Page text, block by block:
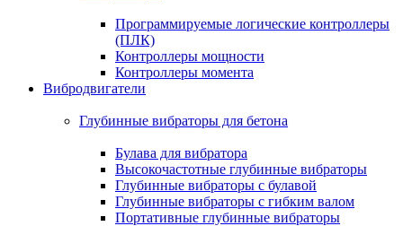
Программируемые логические контроллеры
(ПЛК)
Контроллеры мощности
Контроллеры момента
Вибродвигатели
Глубинные вибраторы для бетона
Булава для вибратора
Высокочастотные глубинные вибраторы
Глубинные вибраторы с булавой
Глубинные вибраторы с гибким валом
Портативные глубинные вибраторы